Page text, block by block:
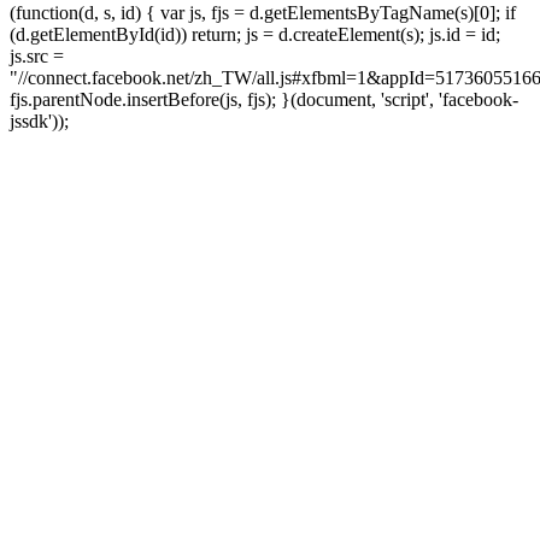
(function(d, s, id) { var js, fjs = d.getElementsByTagName(s)[0]; if
(d.getElementById(id)) return; js = d.createElement(s); js.id = id;
js.src =
"//connect.facebook.net/zh_TW/
fjs.parentNode.insertBefore(js, fjs); }(document, 'script', 'facebook-
jssdk'));